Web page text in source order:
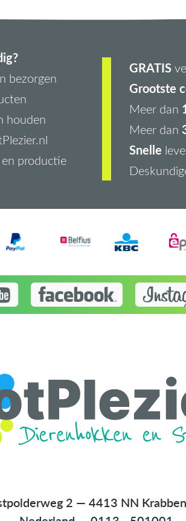
bezorgen
houden
productie
GRATIS
Grootste
Meer dan
Meer dan
Snelle
2 — 4413 NN